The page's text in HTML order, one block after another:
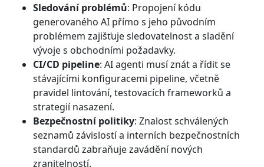
Sledování problémů: Propojení kódu
generovaného AI přímo s jeho původním
problémem zajišťuje sledovatelnost a sladění
vývoje s obchodními požadavky.
CI/CD pipeline: AI agenti musí znát a řídit se
stávajícími konfiguracemi pipeline, včetně
pravidel lintování, testovacích frameworků a
strategií nasazení.
Bezpečnostní politiky: Znalost schválených
seznamů závislostí a interních bezpečnostních
standardů zabraňuje zavádění nových
zranitelností.